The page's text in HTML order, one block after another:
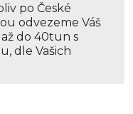
po České
odvezeme Váš
do 40tun s
dle Vašich